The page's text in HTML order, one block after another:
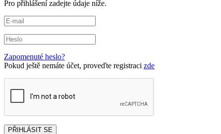
Pro přihlášení zadejte údaje níže.
Zapomenuté heslo?
Pokud ještě nemáte účet, proveďte registraci zde
PŘIHLÁSIT SE